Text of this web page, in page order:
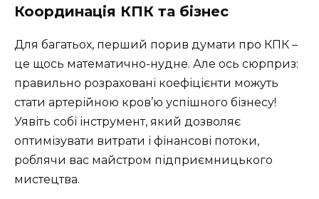
Координація КПК та бізнес
Для багатьох, перший порив думати про КПК –
це щось математично-нудне. Але ось сюрприз:
правильно розраховані коефіцієнти можуть
стати артерійною кров’ю успішного бізнесу!
Уявіть собі інструмент, який дозволяє
оптимізувати витрати і фінансові потоки,
роблячи вас майстром підприємницького
мистецтва.